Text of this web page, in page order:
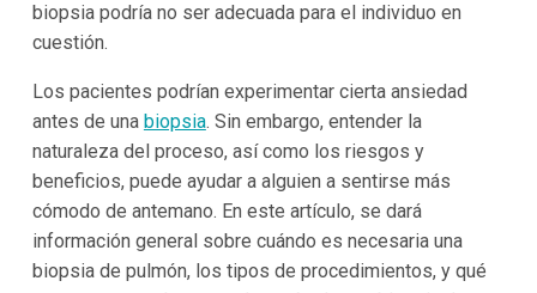
biopsia podría no ser adecuada para el individuo en
cuestión.
Los pacientes podrían experimentar cierta ansiedad
antes de una biopsia. Sin embargo, entender la
naturaleza del proceso, así como los riesgos y
beneficios, puede ayudar a alguien a sentirse más
cómodo de antemano. En este artículo, se dará
información general sobre cuándo es necesaria una
biopsia de pulmón, los tipos de procedimientos, y qué